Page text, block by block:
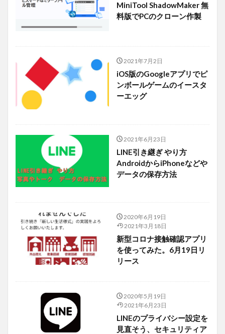
MiniTool ShadowMaker 無
料版でPCのクローン作製
2021年7月2日
iOS版のGoogleアプリでピ
ンボールゲームのイースタ
ーエッグ
2021年6月23日
LINE引き継ぎ やり方
AndroidからiPhoneなどや
データの保存方法
2020年6月19日
2021年3月18日
新型コロナ接触確認アプリ
を使ってみた。6月19日リ
リース
2020年5月19日
2021年6月23日
LINEのプライバシー設定を
見直そう、セキュリティア